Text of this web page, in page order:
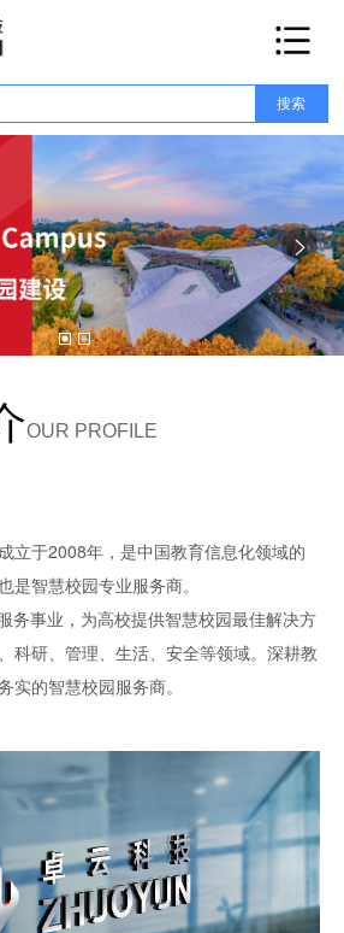
智慧宿管E码通
园网盘安全平台智慧楼宇健康驿站在线订餐
考勤系统科研系统实验室管理

OUR PROFILE
立于2008年，是中国教育信息化领域的
是智慧校园专业服务商。
务事业，为高校提供智慧校园最佳解决方
科研、管理、生活、安全等领域。深耕教
实的智慧校园服务商。